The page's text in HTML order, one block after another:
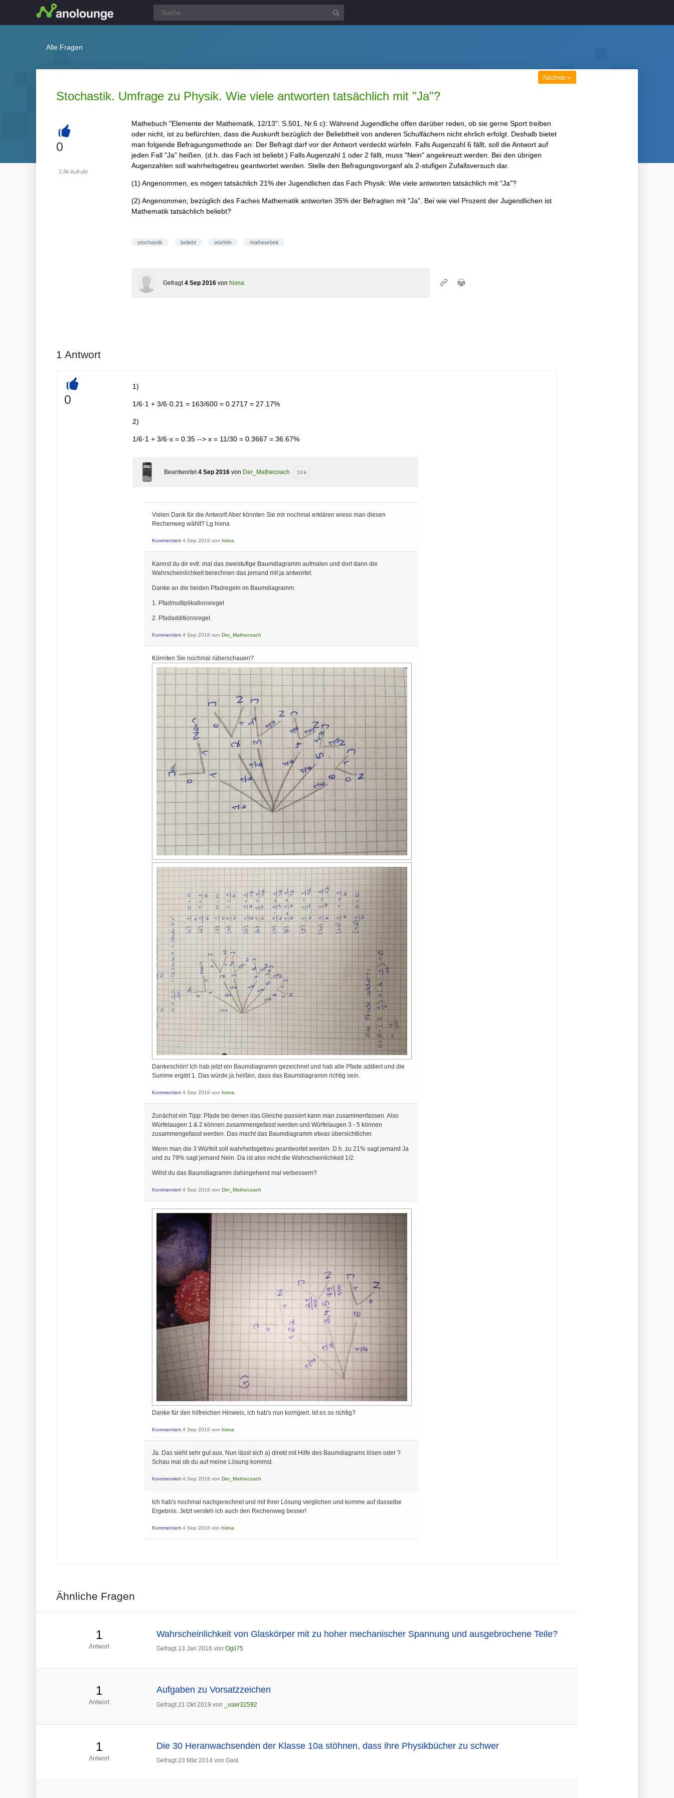
Alle Fragen
Stochastik. Umfrage zu Physik. Wie viele antworten tatsächlich mit "Ja"?
Nächste »
+
0
2,8k Aufrufe
Mathebuch "Elemente der Mathematik, 12/13": S.501, Nr.6 c): Während Jugendliche offen darüber reden, ob sie gerne Sport treiben
oder nicht, ist zu befürchten, dass die Auskunft bezüglich der Beliebtheit von anderen Schulfächern nicht ehrlich erfolgt. Deshalb bietet
man folgende Befragungsmethode an: Der Befragt darf vor der Antwort verdeckt würfeln. Falls Augenzahl 6 fällt, soll die Antwort auf
jeden Fall "Ja" heißen. (d.h. das Fach ist beliebt.) Falls Augenzahl 1 oder 2 fällt, muss "Nein" angekreuzt werden. Bei den übrigen
Augenzahlen soll wahrheitsgetreu geantwortet werden. Stelle den Befragungsvorganf als 2-stufigen Zufallsversuch dar.
(1) Angenommen, es mögen tatsächlich 21% der Jugendlichen das Fach Physik: Wie viele antworten tatsächlich mit "Ja"?
(2) Angenommen, bezüglich des Faches Mathematik antworten 35% der Befragten mit "Ja". Bei wie viel Prozent der Jugendlichen ist
Mathematik tatsächlich beliebt?
stochastik beliebt würfeln mathearbeit
Gefragt 4 Sep 2016 von hixna
1 Antwort
+
0
1)
1/6·1 + 3/6·0.21 = 163/600 = 0.2717 = 27.17%
2)
1/6·1 + 3/6·x = 0.35 --> x = 11/30 = 0.3667 = 36.67%
Beantwortet 4 Sep 2016 von Der_Mathecoach 10 k
Vielen Dank für die Antwort! Aber könnten Sie mir nochmal erklären wieso man diesen
Rechenweg wählt? Lg hixna
Kommentiert 4 Sep 2016 von hixna
Kannst du dir evtl. mal das zweistufige Baumdiagramm aufmalen und dort dann die
Wahrscheinlichkeit berechnen das jemand mit ja antwortet.
Danke an die beiden Pfadregeln im Baumdiagramm.
1. Pfadmultiplikationsregel
2. Pfadadditionsregel.
Kommentiert 4 Sep 2016 von Der_Mathecoach
Könnten Sie nochmal rüberschauen?
Dankeschön! Ich hab jetzt ein Baumdiagramm gezeichnet und hab alle Pfade addiert und die
Summe ergibt 1. Das würde ja heißen, dass das Baumdiagramm richtig sein.
Kommentiert 4 Sep 2016 von hixna
Zunächst ein Tipp: Pfade bei denen das Gleiche passiert kann man zusammenfassen. Also
Würfelaugen 1 & 2 können zusammengefasst werden und Würfelaugen 3 - 5 können
zusammengefasst werden. Das macht das Baumdiagramm etwas übersichtlicher.
Wenn man die 3 Würfelt soll wahrheitsgetreu geantwortet werden. D.h. zu 21% sagt jemand Ja
und zu 79% sagt jemand Nein. Da ist also nicht die Wahrscheinlichkeit 1/2.
Willst du das Baumdiagramm dahingehend mal verbessern?
Kommentiert 4 Sep 2016 von Der_Mathecoach
Danke für den hilfreichen Hinweis, ich hab's nun korrigiert. Ist es so richtig?
Kommentiert 4 Sep 2016 von hixna
Ja. Das sieht sehr gut aus. Nun lässt sich a) direkt mit Hilfe des Baumdiagrams lösen oder ?
Schau mal ob du auf meine Lösung kommst.
Kommentiert 4 Sep 2016 von Der_Mathecoach
Ich hab's nochmal nachgerechnet und mit Ihrer Lösung verglichen und komme auf dasselbe
Ergebnis. Jetzt versteh ich auch den Rechenweg besser!
Kommentiert 4 Sep 2016 von hixna
Ähnliche Fragen
1
Antwort
Wahrscheinlichkeit von Glaskörper mit zu hoher mechanischer Spannung und ausgebrochene Teile?
Gefragt 13 Jan 2016 von Ogii75
1
Antwort
Aufgaben zu Vorsatzzeichen
Gefragt 21 Okt 2019 von _user32592
1
Antwort
Die 30 Heranwachsenden der Klasse 10a stöhnen, dass ihre Physikbücher zu schwer
Gefragt 23 Mär 2014 von Gast